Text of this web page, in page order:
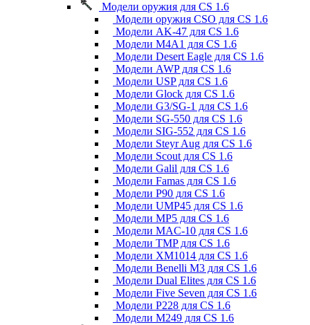
Модели оружия для CS 1.6
Модели оружия CSO для CS 1.6
Модели AK-47 для CS 1.6
Модели M4A1 для CS 1.6
Модели Desert Eagle для CS 1.6
Модели AWP для CS 1.6
Модели USP для CS 1.6
Модели Glock для CS 1.6
Модели G3/SG-1 для CS 1.6
Модели SG-550 для CS 1.6
Модели SIG-552 для CS 1.6
Модели Steyr Aug для CS 1.6
Модели Scout для CS 1.6
Модели Galil для CS 1.6
Модели Famas для CS 1.6
Модели P90 для CS 1.6
Модели UMP45 для CS 1.6
Модели MP5 для CS 1.6
Модели MAC-10 для CS 1.6
Модели TMP для CS 1.6
Модели XM1014 для CS 1.6
Модели Benelli M3 для CS 1.6
Модели Dual Elites для CS 1.6
Модели Five Seven для CS 1.6
Модели P228 для CS 1.6
Модели M249 для CS 1.6